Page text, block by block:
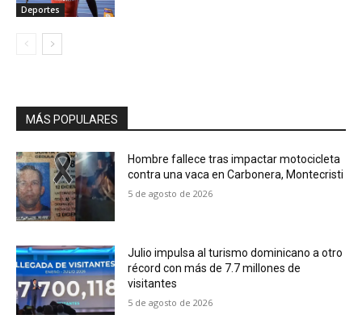
Deportes
MÁS POPULARES
Hombre fallece tras impactar motocicleta
contra una vaca en Carbonera, Montecristi
5 de agosto de 2026
Julio impulsa al turismo dominicano a otro
récord con más de 7.7 millones de
visitantes
5 de agosto de 2026